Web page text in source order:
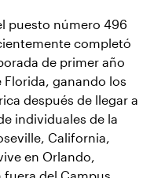
puesto número 496
completó
de primer año
Florida, ganando los
después de llegar a
individuales de la
California,
en Orlando,